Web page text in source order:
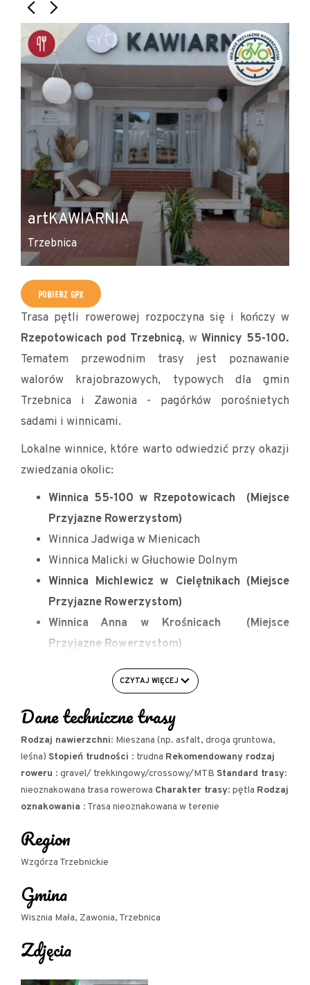
artKAWIARNIA
Trzebnica
POBIERZ GPX
Trasa pętli rowerowej rozpoczyna się i kończy w
Rzepotowicach pod Trzebnicą, w Winnicy 55-100.
Tematem przewodnim trasy jest poznawanie
walorów krajobrazowych, typowych dla gmin
Trzebnica i Zawonia - pagórków porośnietych
sadami i winnicami.
Lokalne winnice, które warto odwiedzić przy okazji
zwiedzania okolic:
Winnica 55-100 w Rzepotowicach (Miejsce
Przyjazne Rowerzystom)
Winnica Jadwiga w Mienicach
Winnica Malicki w Głuchowie Dolnym
Winnica Michlewicz w Cielętnikach (Miejsce
Przyjazne Rowerzystom)
Winnica Anna w Krośnicach (Miejsce
Przyjazne Rowerzystom)
Przyjazne Rowerzystom)
Jeśli jesteś zainteresowany przejechaniem trasy
samodzielnie, możesz pobrać plik gpx spod mapki
(możliwość pobrania jedynie ze strony
internetowej)
Trasa została opracowana w ramach projektu Rowerowe Lato w
CZYTAJ WIĘCEJ
Dane techniczne trasy
Rodzaj nawierzchni: Mieszana (np. asfalt, droga gruntowa,
leśna) Stopień trudności : trudna Rekomendowany rodzaj
roweru : gravel/ trekkingowy/crossowy/MTB Standard trasy:
nieoznakowana trasa rowerowa Charakter trasy: pętla Rodzaj
oznakowania : Trasa nieoznakowana w terenie
Region
Wzgórza Trzebnickie
Gmina
Wisznia Mała, Zawonia, Trzebnica
Zdjęcia